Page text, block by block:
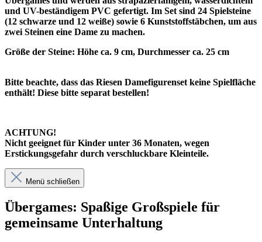
und UV-beständigem PVC gefertigt. Im Set sind 24 Spielsteine
(12 schwarze und 12 weiße) sowie 6 Kunststoffstäbchen, um aus
zwei Steinen eine Dame zu machen.
Größe der Steine: Höhe ca. 9 cm, Durchmesser ca. 25 cm
Bitte beachte, dass das Riesen Damefigurenset keine Spielfläche
enthält! Diese bitte separat bestellen!
ACHTUNG!
Nicht geeignet für Kinder unter 36 Monaten, wegen
Erstickungsgefahr durch verschluckbare Kleinteile.
Menü schließen
Übergames: Spaßige Großspiele für
gemeinsame Unterhaltung